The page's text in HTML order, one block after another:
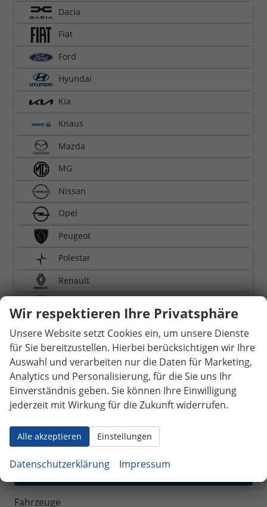
Dacia
Fiat
Ford
Hyundai
Kia
Knaus
Mazda
MG
Nissan
Opel
Peugeot
Polestar
Renault
Toyota
Volkswagen
Volvo
Geparkte Fahrzeuge (
Fahrzeuge
Wir respektieren Ihre Privatsphäre
Unsere Website setzt Cookies ein, um unsere Dienste
für Sie bereitzustellen. Hierbei berücksichtigen wir Ihre
Auswahl und verarbeiten nur die Daten für Marketing,
Analytics und Personalisierung, für die Sie uns Ihr
Einverständnis geben. Sie können Ihre Einwilligung
jederzeit mit Wirkung für die Zukunft widerrufen.
Alle akzeptieren Einstellungen
Datenschutzerklärung Impressum